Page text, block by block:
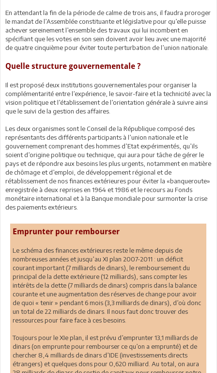
En attendant la fin de la période de calme de trois ans, il faudra proroger
le mandat de l’Assemblée constituante et législative pour qu’elle puisse
achever sereinement l’ensemble des travaux qui lui incombent en
spécifiant que les votes en son sein doivent avoir lieu avec une majorité
de quatre cinquième pour éviter toute perturbation de l’union nationale.
Quelle structure gouvernementale ?
Il est proposé deux institutions gouvernementales pour organiser la
complémentarité entre l’expérience, le savoir-faire et la technicité avec la
vision politique et l’établissement de l’orientation générale à suivre ainsi
que le suivi de la gestion des affaires.
Les deux organismes sont le Conseil de la République composé des
représentants des différents participants à l’union nationale et le
gouvernement comprenant des hommes d’Etat expérimentés, qu’ils
soient d’origine politique ou technique, qui aura pour tâche de gérer le
pays et de répondre aux besoins les plus urgents, notamment en matière
de chômage et d’emploi, de développement régional et de
rétablissement de nos finances extérieures pour éviter la «banqueroute»
enregistrée à deux reprises en 1964 et 1986 et le recours au Fonds
monétaire international et à la Banque mondiale pour surmonter la crise
des paiements extérieurs.
Emprunter pour rembourser
Le schéma des finances extérieures reste le même depuis de
nombreuses années et jusqu’au XI plan 2007-2011 : un déficit
courant important (7 milliards de dinars), le remboursement du
principal de la dette extérieure (12 milliards), sans compter les
intérêts de la dette (7 milliards de dinars) compris dans la balance
courante et une augmentation des réserves de change pour avoir
de quoi « tenir » pendant 6 mois (3,3 milliards de dinars), d’où donc
un total de 22 milliards de dinars. Il nous faut donc trouver des
ressources pour faire face à ces besoins.
Toujours pour le XIe plan, il est prévu d’emprunter 13,1 milliards de
dinars (on emprunte pour rembourser ce qu’on a emprunté) et de
chercher 8,4 milliards de dinars d’IDE (investissements directs
étrangers) et quelques dons pour 0,620 milliard. Au total, on aura